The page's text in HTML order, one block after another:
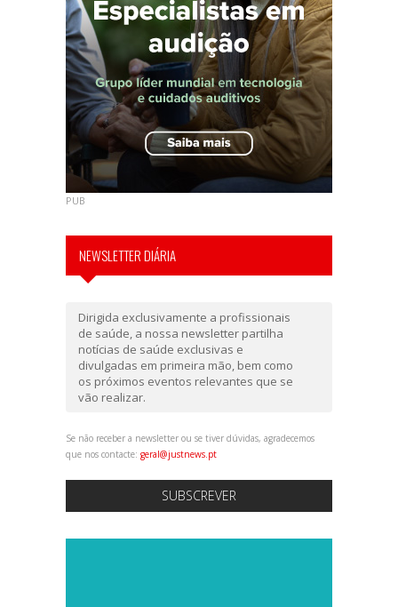
PUB
NEWSLETTER DIÁRIA
Dirigida exclusivamente a profissionais
de saúde, a nossa newsletter partilha
notícias de saúde exclusivas e
divulgadas em primeira mão, bem como
os próximos eventos relevantes que se
vão realizar.
Se não receber a newsletter ou se tiver dúvidas, agradecemos
que nos contacte: geral@justnews.pt
SUBSCREVER